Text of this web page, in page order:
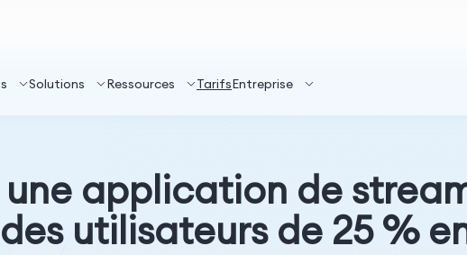
Solutions Ressources TarifsEntreprise
application de
utilisateurs de 25 %